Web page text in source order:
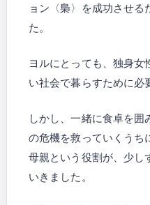
ョン〈梟〉を成功させる
た。
ヨルにとっても、独身女
い社会で暮らすために必
しかし、一緒に食卓を
の危機を救っていくうち
母親という役割が、少し
いきました。